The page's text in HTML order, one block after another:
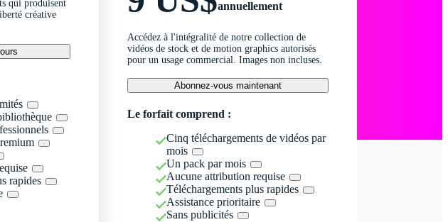
qui produisent
créative
rapides
annuellement
Accédez à l'intégralité de notre collection de
vidéos de stock et de motion graphics autorisés
pour un usage commercial. Images non incluses.
Abonnez-vous maintenant
Le forfait comprend :
Cinq téléchargements de vidéos par
mois
Un pack par mois
Aucune attribution requise
Téléchargements plus rapides
Assistance prioritaire
Sans publicités